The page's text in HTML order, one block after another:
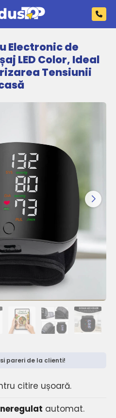
Electronic de
LED Color, Ideal
Tensiunii
pareri de la clienti!
citire ușoară.
automat.